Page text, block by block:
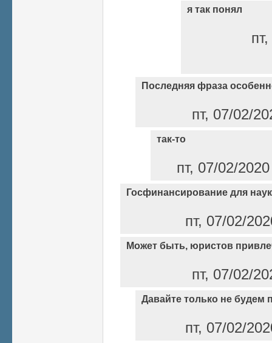
я так понял
Последняя фраза
пт, 07/02/
так-то
пт, 07/02/
Госфинансирование для
пт, 07/02/
Может быть, юристов
пт, 07/02/
Давайте только не будем
пт, 07/02/